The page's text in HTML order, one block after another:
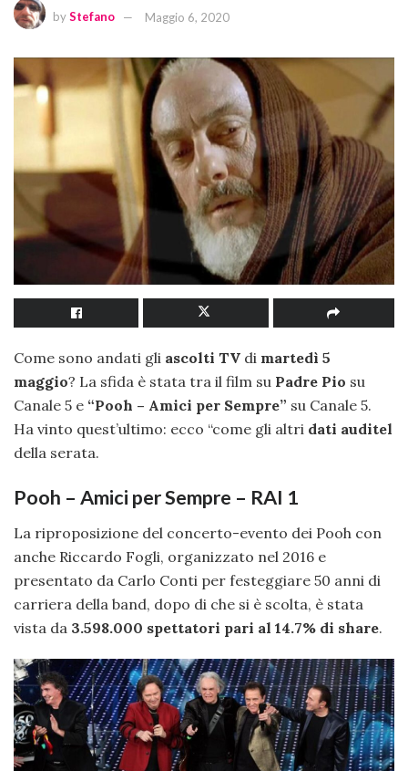
byStefano Maggio 6, 2020
Come sono andati gli ascolti TV di martedì 5
maggio? La sfida è stata tra il film su Padre Pio su
Canale 5 e “Pooh – Amici per Sempre” su Canale 5.
Ha vinto quest’ultimo: ecco “come gli altri dati auditel
della serata.
Pooh – Amici per Sempre – RAI 1
La riproposizione del concerto-evento dei Pooh con
anche Riccardo Fogli, organizzato nel 2016 e
presentato da Carlo Conti per festeggiare 50 anni di
carriera della band, dopo di che si è scolta, è stata
vista da 3.598.000 spettatori pari al 14.7% di share.